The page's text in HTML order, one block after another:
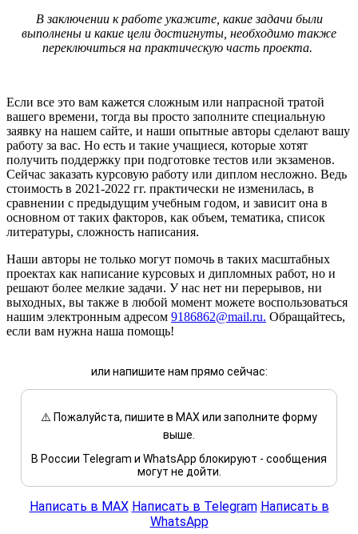
В заключении к работе укажите, какие задачи были
выполнены и какие цели достигнуты, необходимо также
переключиться на практическую часть проекта.
Если все это вам кажется сложным или напрасной тратой
вашего времени, тогда вы просто заполните специальную
заявку на нашем сайте, и наши опытные авторы сделают вашу
работу за вас. Но есть и такие учащиеся, которые хотят
получить поддержку при подготовке тестов или экзаменов.
Сейчас заказать курсовую работу или диплом несложно. Ведь
стоимость в 2021-2022 гг. практически не изменилась, в
сравнении с предыдущим учебным годом, и зависит она в
основном от таких факторов, как объем, тематика, список
литературы, сложность написания.
Наши авторы не только могут помочь в таких масштабных
проектах как написание курсовых и дипломных работ, но и
решают более мелкие задачи. У нас нет ни перерывов, ни
выходных, вы также в любой момент можете воспользоваться
нашим электронным адресом 9186862@mail.ru. Обращайтесь,
если вам нужна наша помощь!
или напишите нам прямо сейчас:
⚠️ Пожалуйста, пишите в MAX или заполните форму
выше.
В России Telegram и WhatsApp блокируют - сообщения
могут не дойти.
Написать в MAX Написать в Telegram Написать в
WhatsApp